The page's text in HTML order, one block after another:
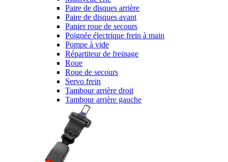
Paire de disques arrière
Paire de disques avant
Panier roue de secours
Poignée électrique frein à main
Pompe à vide
Répartiteur de freinage
Roue
Roue de secours
Servo frein
Tambour arrière droit
Tambour arrière gauche